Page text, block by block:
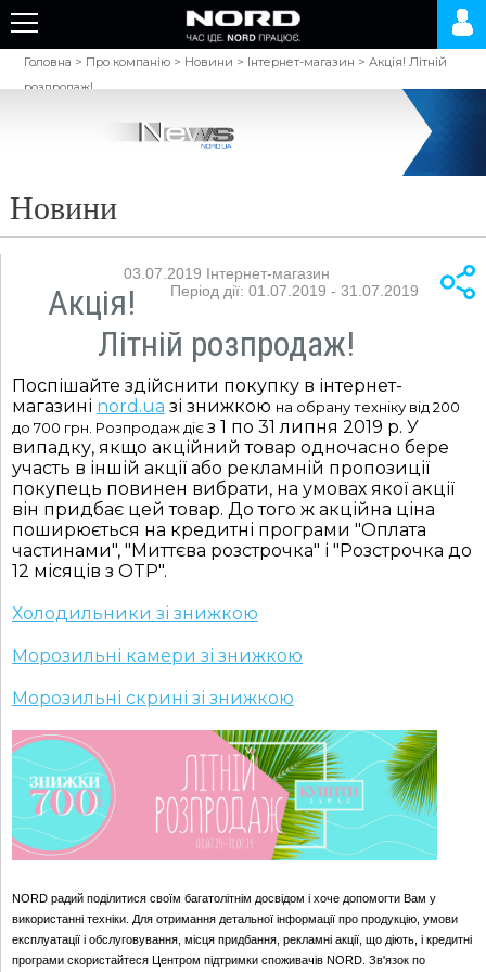
Головна > Про компанію > Новини > Інтернет-магазин >Акція! Літній
розпродаж!
Новини
03.07.2019 Інтернет-магазин
Період дії: 01.07.2019 - 31.07.2019
Акція!
Літній розпродаж!
Поспішайте здійснити покупку в інтернет-
магазині nord.ua зі знижкою на обрану техніку від 200
до 700 грн. Розпродаж дієз 1 по 31 липня 2019 р. У
випадку, якщо акційний товар одночасно бере
участь в іншій акції або рекламній пропозиції
покупець повинен вибрати, на умовах якої акції
він придбає цей товар. До того ж акційна ціна
поширюється на кредитні програми "Оплата
частинами", "Миттєва розстрочка" і "Розстрочка до
12 місяців з OTP".
Холодильники зі знижкою
Морозильні камери зі знижкою
Морозильні скрині зі знижкою
NORD радий поділитися своїм багатолітнім досвідом і хоче допомогти Вам у
використанні техніки. Для отримання детальної інформації про продукцію, умови
експлуатації і обслуговування, місця придбання, рекламні акції, що діють, і кредитні
програми скористайтеся Центром підтримки споживачів NORD. Зв'язок по